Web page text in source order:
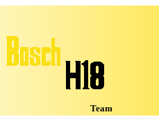
Team